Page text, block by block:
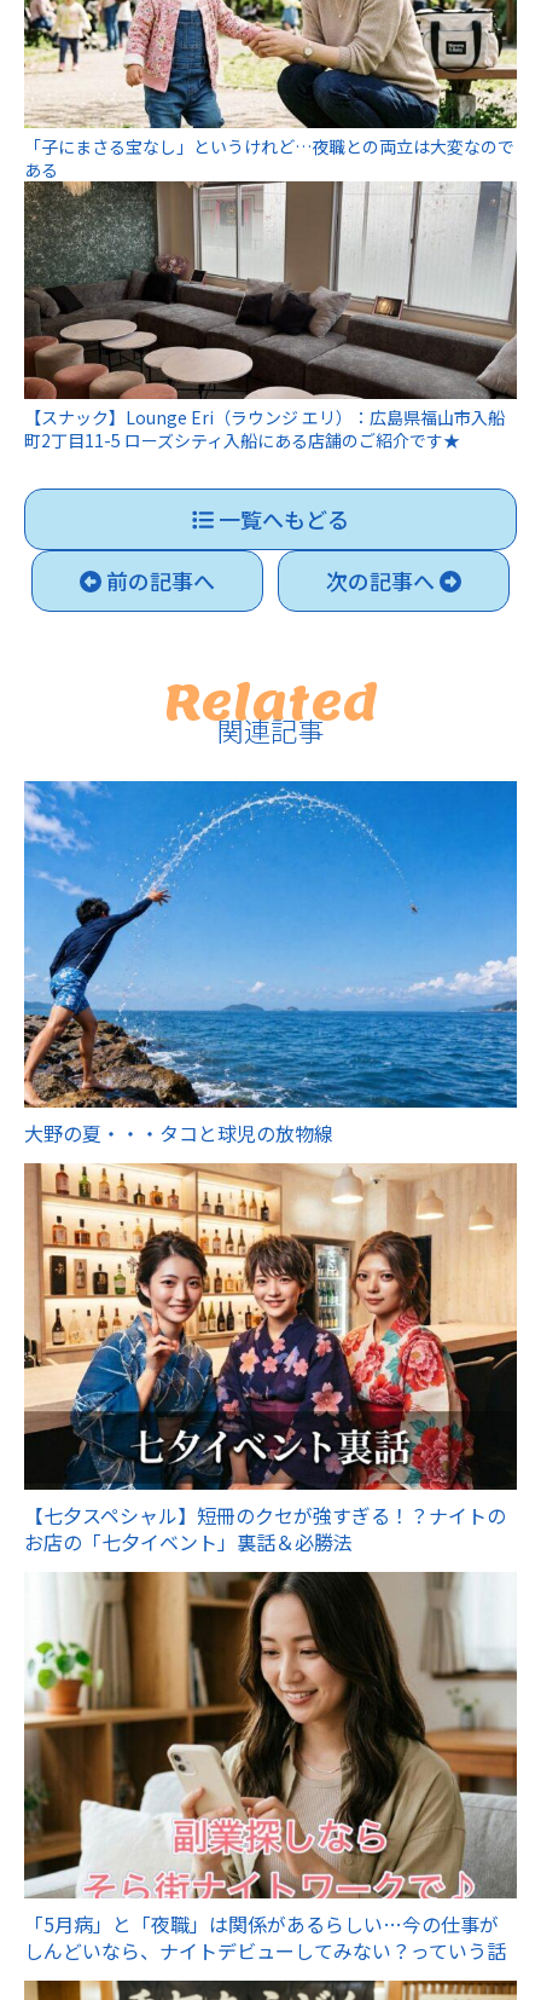
「子にまさる宝なし」というけれど…夜職との両立は大変なので
ある
【スナック】Lounge Eri（ラウンジ エリ）：広島県福山市入船
町2丁目11-5 ローズシティ入船にある店舗のご紹介です★
一覧へもどる
前の記事へ
次の記事へ
Related
関連記事
大野の夏・・・タコと球児の放物線
【七夕スペシャル】短冊のクセが強すぎる！？ナイトの
お店の「七夕イベント」裏話＆必勝法
「5月病」と「夜職」は関係があるらしい…今の仕事が
しんどいなら、ナイトデビューしてみない？っていう話